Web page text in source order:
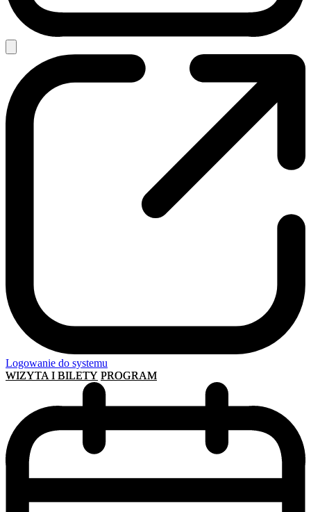
Logowanie do systemu
WIZYTA I BILETY PROGRAM